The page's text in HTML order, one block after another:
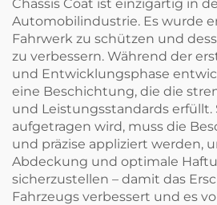
Chassis Coat ist einzigartig in
Automobilindustrie. Es wurde
Fahrwerk zu schützen und
zu verbessern. Während der
und Entwicklungsphase
eine Beschichtung, die die
und Leistungsstandards erfüllt.
aufgetragen wird, muss die
und präzise appliziert werden,
Abdeckung und optimale
sicherzustellen – damit das
Fahrzeugs verbessert und es